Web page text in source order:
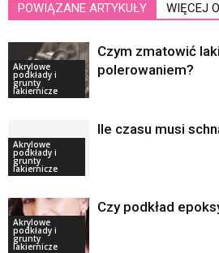
POWIĄZANE ARTYKUŁY WIĘCEJ
Akrylowe
podkłady i
grunty
lakiernicze
Czym zmatowić
polerowaniem?
Akrylowe
podkłady i
grunty
lakiernicze
Ile czasu musi
Akrylowe
podkłady i
grunty
lakiernicze
Czy podkład